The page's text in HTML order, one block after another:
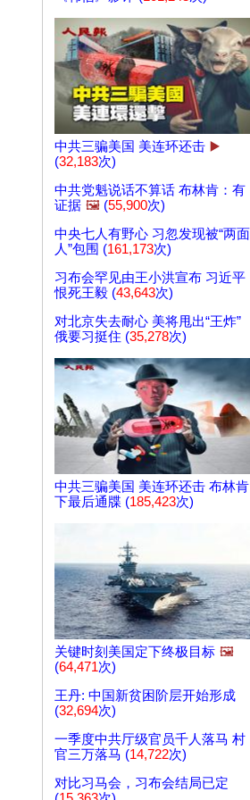
中共三骗美国 美连环还击 ▶️
(32,183次)
中共党魁说话不算话 布林肯：有
证据 🖼️ (55,900次)
中央七人有野心 习忽发现被“两面
人”包围 (161,173次)
习布会罕见由王小洪宣布 习近平
恨死王毅 (43,643次)
对北京失去耐心 美将甩出“王炸”
俄要习挺住 (35,278次)
中共三骗美国 美连环还击 布林肯
下最后通牒 (185,423次)
关键时刻美国定下终极目标 🖼️
(64,471次)
王丹: 中国新贫困阶层开始形成
(32,694次)
一季度中共厅级官员千人落马 村
官三万落马 (14,722次)
对比习马会，习布会结局已定